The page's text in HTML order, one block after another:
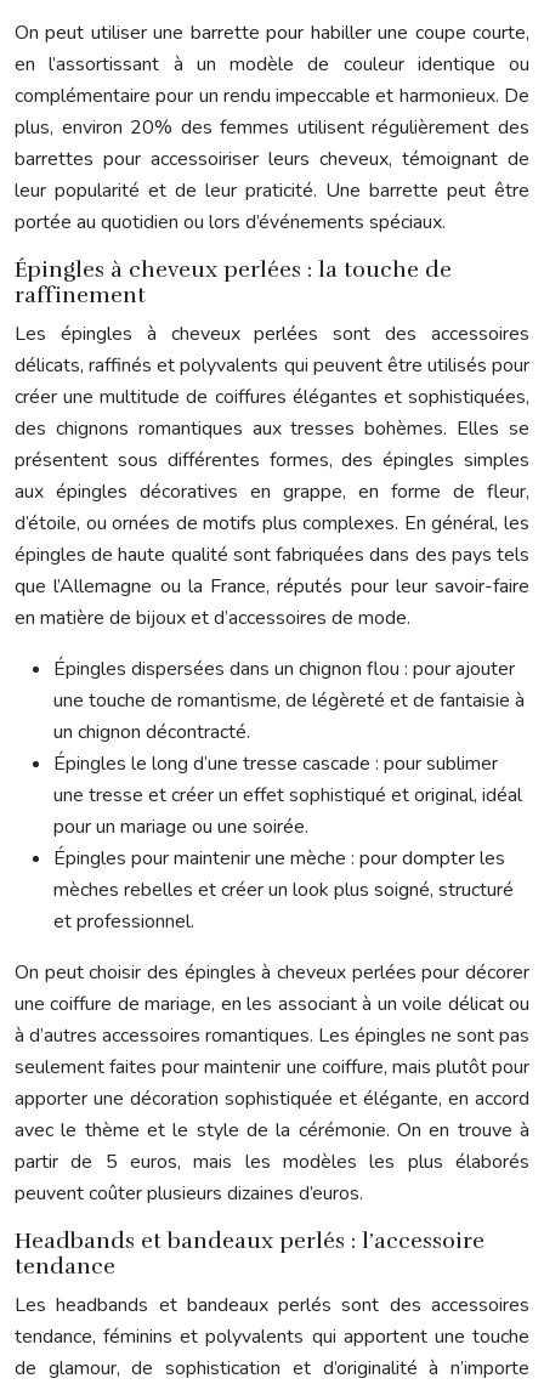
On peut utiliser une barrette pour habiller une coupe courte,
en l’assortissant à un modèle de couleur identique ou
complémentaire pour un rendu impeccable et harmonieux. De
plus, environ 20% des femmes utilisent régulièrement des
barrettes pour accessoiriser leurs cheveux, témoignant de
leur popularité et de leur praticité. Une barrette peut être
portée au quotidien ou lors d’événements spéciaux.
Épingles à cheveux perlées : la touche de
raffinement
Les épingles à cheveux perlées sont des accessoires
délicats, raffinés et polyvalents qui peuvent être utilisés pour
créer une multitude de coiffures élégantes et sophistiquées,
des chignons romantiques aux tresses bohèmes. Elles se
présentent sous différentes formes, des épingles simples
aux épingles décoratives en grappe, en forme de fleur,
d’étoile, ou ornées de motifs plus complexes. En général, les
épingles de haute qualité sont fabriquées dans des pays tels
que l’Allemagne ou la France, réputés pour leur savoir-faire
en matière de bijoux et d’accessoires de mode.
Épingles dispersées dans un chignon flou : pour ajouter
une touche de romantisme, de légèreté et de fantaisie à
un chignon décontracté.
Épingles le long d’une tresse cascade : pour sublimer
une tresse et créer un effet sophistiqué et original, idéal
pour un mariage ou une soirée.
Épingles pour maintenir une mèche : pour dompter les
mèches rebelles et créer un look plus soigné, structuré
et professionnel.
On peut choisir des épingles à cheveux perlées pour décorer
une coiffure de mariage, en les associant à un voile délicat ou
à d’autres accessoires romantiques. Les épingles ne sont pas
seulement faites pour maintenir une coiffure, mais plutôt pour
apporter une décoration sophistiquée et élégante, en accord
avec le thème et le style de la cérémonie. On en trouve à
partir de 5 euros, mais les modèles les plus élaborés
peuvent coûter plusieurs dizaines d’euros.
Headbands et bandeaux perlés : l’accessoire
tendance
Les headbands et bandeaux perlés sont des accessoires
tendance, féminins et polyvalents qui apportent une touche
de glamour, de sophistication et d’originalité à n’importe